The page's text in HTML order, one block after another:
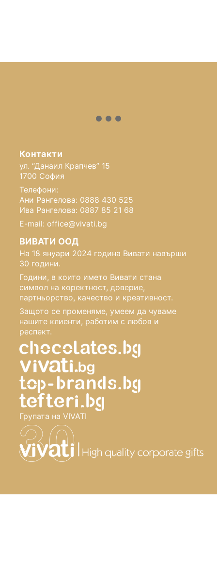
Контакти
ул. “Данаил Крапчев” 15
1700 София
Телефони:
Ани Рангелова: 0888 430 525
Ива Рангелова: 0887 85 21 68
E-mail: office@vivati.bg
ВИВАТИ ООД
На 18 януари 2024 година Вивати навърши
30 години.
Години, в които името Вивати стана
символ на коректност, доверие,
партньорство, качество и креативност.
Защото се променяме, умеем да чуваме
нашите клиенти, работим с любов и
респект.
Групата на VIVATI